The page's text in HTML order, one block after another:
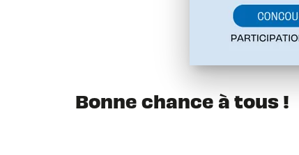
Bonne chance à tous !